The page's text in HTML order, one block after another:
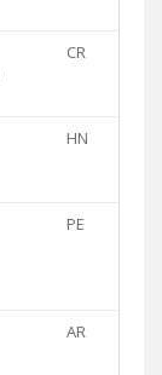
CR
HN
PE
AR